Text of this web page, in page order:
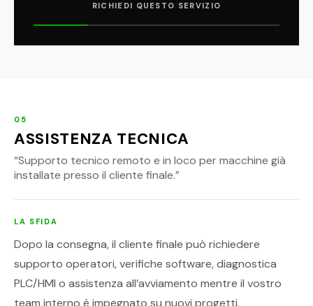
RICHIEDI QUESTO SERVIZIO
05
ASSISTENZA TECNICA
“Supporto tecnico remoto e in loco per macchine già
installate presso il cliente finale.”
LA SFIDA
Dopo la consegna, il cliente finale può richiedere
supporto operatori, verifiche software, diagnostica
PLC/HMI o assistenza all’avviamento mentre il vostro
team interno è impegnato su nuovi progetti.